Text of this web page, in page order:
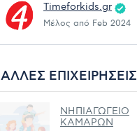
Timeforkids.gr
Μέλος από Feb 2024
ΆΛΛΕΣ ΕΠΙΧΕΙΡΉΣΕΙΣ
ΝΗΠΙΑΓΩΓΕΙΟ
ΚΑΜΑΡΩΝ